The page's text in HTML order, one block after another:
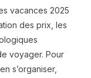
vacances 2025
des prix, les
voyager. Pour
s’organiser,